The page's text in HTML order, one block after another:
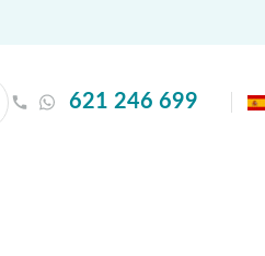
621 246 699